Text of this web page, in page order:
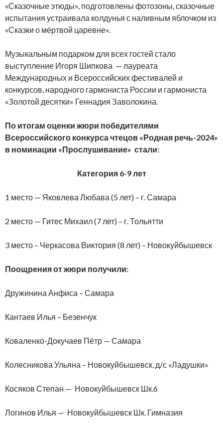
«Сказочные этюды», подготовлены фотозоны, сказочные
испытания устраивала колдунья с наливным яблочком из
«Сказки о мёртвой царевне».
Музыкальным подарком для всех гостей стало
выступление Игоря Шипкова — лауреата
Международных и Всероссийских фестивалей и
конкурсов, народного гармониста России и гармониста
«Золотой десятки» Геннадия Заволокина.
По итогам оценки жюри победителями
Всероссийского конкурса чтецов «Родная речь-2024»
в номинации «Прослушивание» стали:
Категория 6-9 лет
1 место — Яковлева Любава (5 лет) – г. Самара
2 место — Гитес Михаил (7 лет) – г. Тольятти
3 место – Черкасова Виктория (8 лет) – Новокуйбышевск
Поощрения от жюри получили:
Дружинина Анфиса – Самара
Кантаев Илья – Безенчук
Коваленко-Докучаев Пётр — Самара
Колесникова Ульяна – Новокуйбышевск, д/с «Ладушки»
Косяков Степан — Новокуйбышевск Шк.6
Логинов Илья — Новокуйбышевск Шк. Гимназия